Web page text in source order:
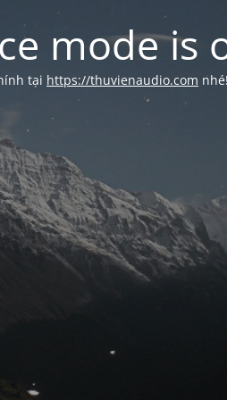
mode is
tại https://thuvienaudio.com